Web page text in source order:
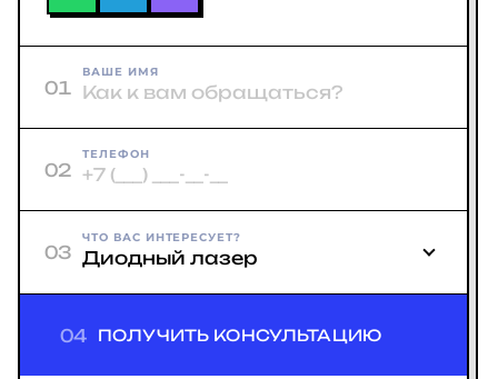
01
ВАШЕ ИМЯ
02
ТЕЛЕФОН
03
ЧТО ВАС ИНТЕРЕСУЕТ?
04 ПОЛУЧИТЬ КОНСУЛЬТАЦИЮ